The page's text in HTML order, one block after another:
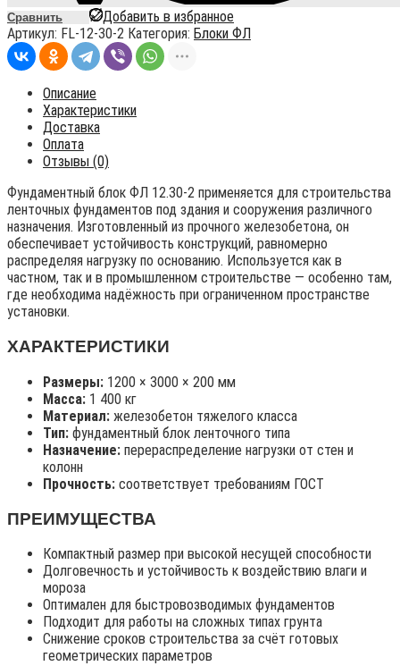
Сравнить
Добавить в избранное
Артикул: FL-12-30-2 Категория: Блоки ФЛ
Описание
Характеристики
Доставка
Оплата
Отзывы (0)
Фундаментный блок ФЛ 12.30-2 применяется для строительства
ленточных фундаментов под здания и сооружения различного
назначения. Изготовленный из прочного железобетона, он
обеспечивает устойчивость конструкций, равномерно
распределяя нагрузку по основанию. Используется как в
частном, так и в промышленном строительстве — особенно там,
где необходима надёжность при ограниченном пространстве
установки.
ХАРАКТЕРИСТИКИ
Размеры: 1200 × 3000 × 200 мм
Масса: 1 400 кг
Материал: железобетон тяжелого класса
Тип: фундаментный блок ленточного типа
Назначение: перераспределение нагрузки от стен и
колонн
Прочность: соответствует требованиям ГОСТ
ПРЕИМУЩЕСТВА
Компактный размер при высокой несущей способности
Долговечность и устойчивость к воздействию влаги и
мороза
Оптимален для быстровозводимых фундаментов
Подходит для работы на сложных типах грунта
Снижение сроков строительства за счёт готовых
геометрических параметров